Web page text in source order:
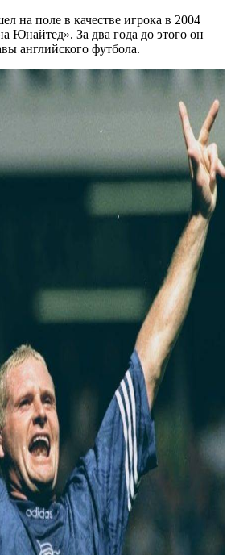
на поле в качестве игрока в 2004
Юнайтед». За два года до этого он
английского футбола.